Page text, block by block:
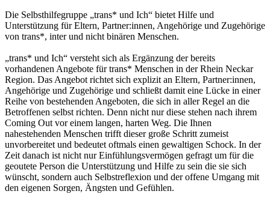
Die Selbsthilfegruppe „trans* und Ich“ bietet Hilfe und
Unterstützung für Eltern, Partner:innen, Angehörige und Zugehörige
von trans*, inter und nicht binären Menschen.
„trans* und Ich“ versteht sich als Ergänzung der bereits
vorhandenen Angebote für trans* Menschen in der Rhein Neckar
Region. Das Angebot richtet sich explizit an Eltern, Partner:innen,
Angehörige und Zugehörige und schließt damit eine Lücke in einer
Reihe von bestehenden Angeboten, die sich in aller Regel an die
Betroffenen selbst richten. Denn nicht nur diese stehen nach ihrem
Coming Out vor einem langen, harten Weg. Die Ihnen
nahestehenden Menschen trifft dieser große Schritt zumeist
unvorbereitet und bedeutet oftmals einen gewaltigen Schock. In der
Zeit danach ist nicht nur Einfühlungsvermögen gefragt um für die
geoutete Person die Unterstützung und Hilfe zu sein die sie sich
wünscht, sondern auch Selbstreflexion und der offene Umgang mit
den eigenen Sorgen, Ängsten und Gefühlen.